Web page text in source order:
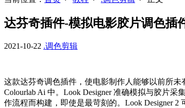
达芬奇插件-模拟电影胶片调色插
2021-10-22 .调色剪辑
这款达芬奇调色插件，使电影制作人能够以前所
Colourlab Ai 中。Look Designer 准确模拟与胶片
作流程而构建，即使是最苛刻的。Look Designer